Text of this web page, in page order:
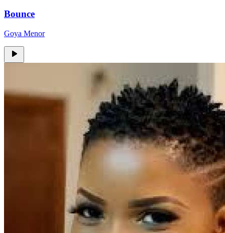
Bounce
Goya Menor